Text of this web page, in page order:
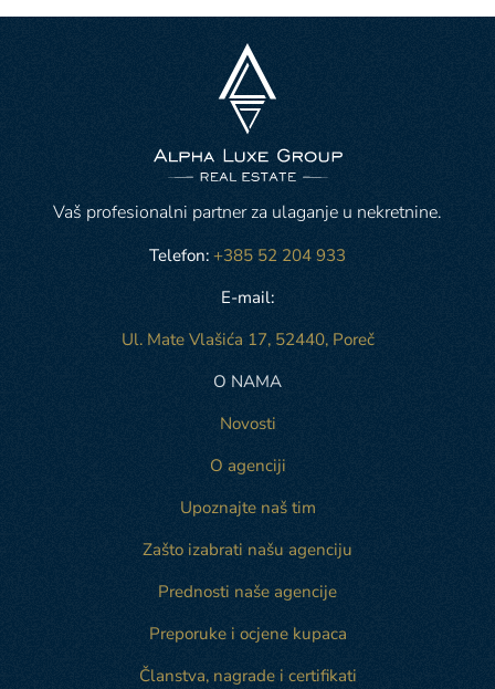
Vaš profesionalni partner za ulaganje u nekretnine.
Telefon: +385 52 204 933
E-mail:
Ul. Mate Vlašića 17, 52440, Poreč
O NAMA
Novosti
O agenciji
Upoznajte naš tim
Zašto izabrati našu agenciju
Prednosti naše agencije
Preporuke i ocjene kupaca
Članstva, nagrade i certifikati